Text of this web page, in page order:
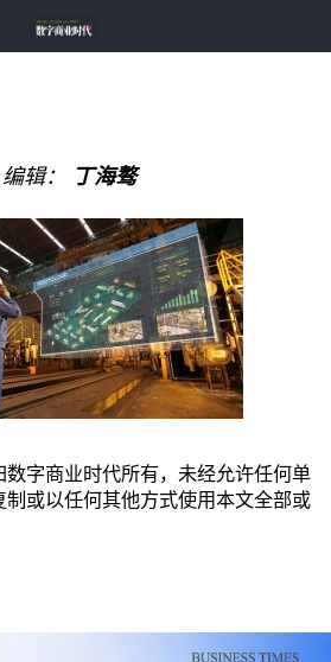
编辑： 丁海骜
字商业时代所有，未经允许任何单
或以任何其他方式使用本文全部或